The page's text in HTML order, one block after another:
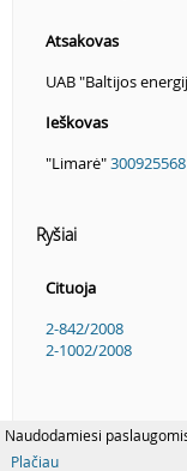
Naudodamiesi
Plačiau
Atsakovas
UAB "Baltijos
Ieškovas
"Limarė"300925568
Ryšiai
Cituoja
2-842/2008
2-1002/2008